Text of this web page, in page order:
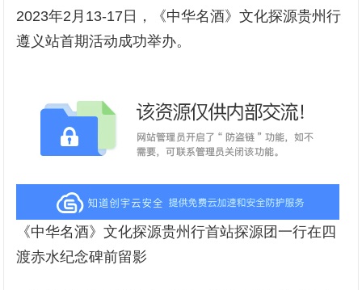
2023年2月13-17日，《中华名酒》文化探源贵州行
遵义站首期活动成功举办。
《中华名酒》文化探源贵州行首站探源团一行在四
渡赤水纪念碑前留影